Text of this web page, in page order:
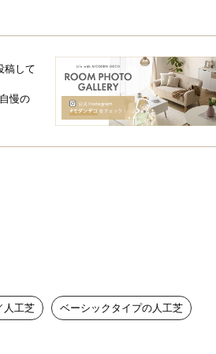
稿して
慢の
人工芝 ベーシックタイプの人工芝